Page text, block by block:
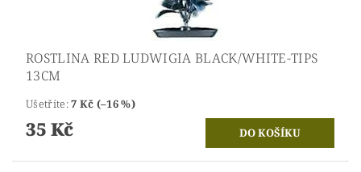
ROSTLINA RED LUDWIGIA BLACK/WHITE-TIPS
13CM
Ušetříte:7 Kč (–16 %)
35 Kč